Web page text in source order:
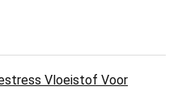
Vloeistof Voor